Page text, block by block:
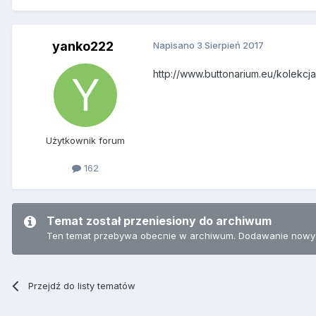
yanko222
Użytkownik forum
162
Napisano 3 Sierpień 2017
http://www.buttonarium.eu/
Temat został przeniesiony do archiwum
Ten temat przebywa obecnie w archiwum. Dodawanie
Przejdź do listy tematów